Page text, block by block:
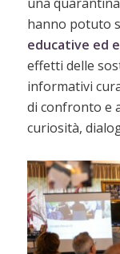
una
hanno potuto
educative ed
effetti delle
informativi
di confronto e
curiosità,